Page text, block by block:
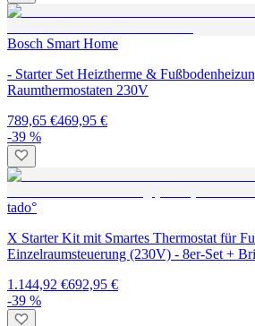
Bosch Smart Home
- Starter Set Heiztherme &
Raumthermostaten 230V
789,65 €469,95 €
-39 %
tado°
X Starter Kit mit Smartes Thermostat für
Einzelraumsteuerung (230V) - 8er-Set +
1.144,92 €692,95 €
-39 %